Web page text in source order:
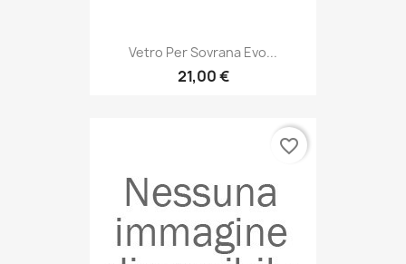
Vetro Per Sovrana Evo...
21,00 €
favorite_border